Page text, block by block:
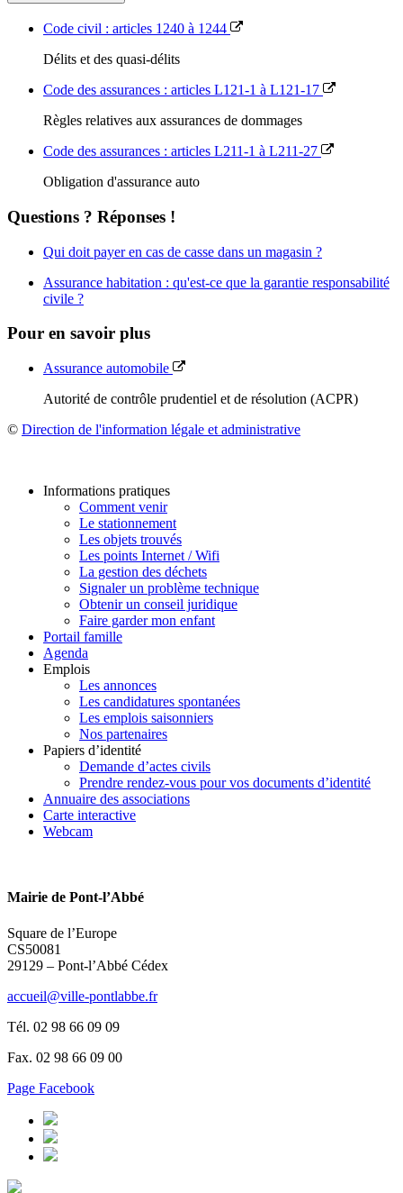
Code civil : articles 1240 à 1244
Délits et des quasi-délits
Code des assurances : articles L121-1 à L121-17
Règles relatives aux assurances de dommages
Code des assurances : articles L211-1 à L211-27
Obligation d'assurance auto
Questions ? Réponses !
Qui doit payer en cas de casse dans un magasin ?
Assurance habitation : qu'est-ce que la garantie responsabilité
civile ?
Pour en savoir plus
Assurance automobile
Autorité de contrôle prudentiel et de résolution (ACPR)
© Direction de l'information légale et administrative
Informations pratiques
Comment venir
Le stationnement
Les objets trouvés
Les points Internet / Wifi
La gestion des déchets
Signaler un problème technique
Obtenir un conseil juridique
Faire garder mon enfant
Portail famille
Agenda
Emplois
Les annonces
Les candidatures spontanées
Les emplois saisonniers
Nos partenaires
Papiers d’identité
Demande d’actes civils
Prendre rendez-vous pour vos documents d’identité
Annuaire des associations
Carte interactive
Webcam
Mairie de Pont-l’Abbé
Square de l’Europe
CS50081
29129 – Pont-l’Abbé Cédex
accueil@ville-pontlabbe.fr
Tél. 02 98 66 09 09
Fax. 02 98 66 09 00
Page Facebook